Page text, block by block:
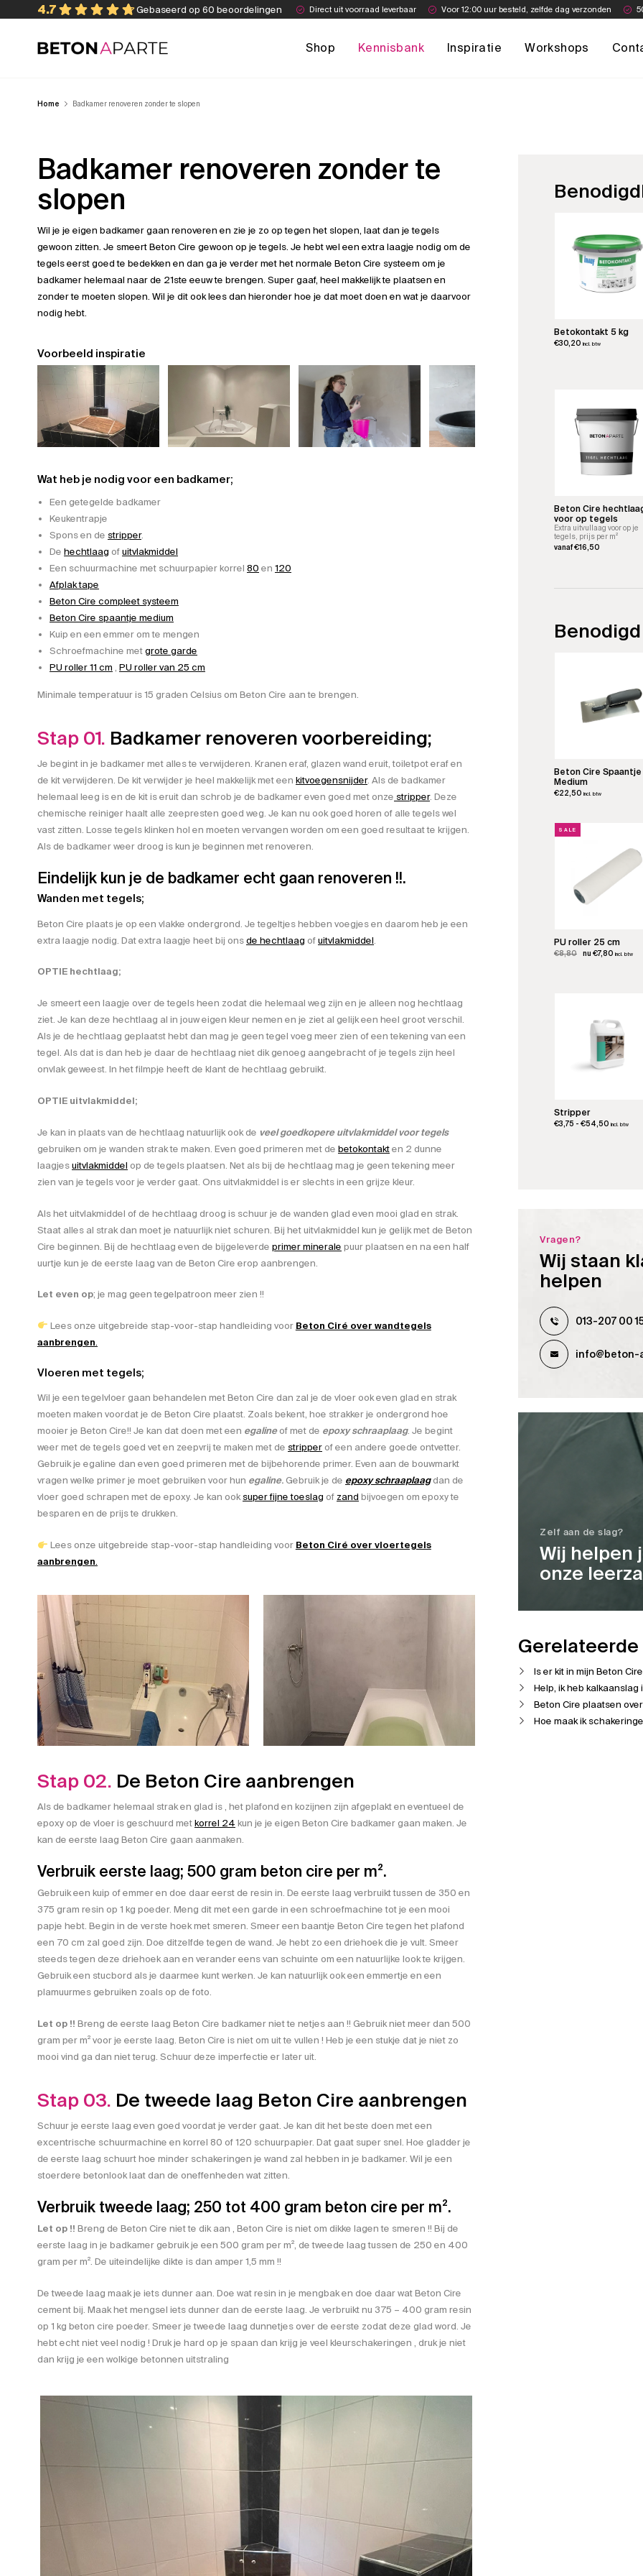
4.7 Gebaseerd op 60 beoordelingen Direct uit voorraad leverbaar Voor 12:00 uur besteld, zelfde dag verzonden
Beton Aparte Shop Kennisbank Inspiratie Workshops
Home Badkamer renoveren zonder te slopen
Badkamer renoveren zonder te
slopen
Wil je je eigen badkamer gaan renoveren en zie je zo op tegen het slopen, laat dan je tegels
gewoon zitten. Je smeert Beton Cire gewoon op je tegels. Je hebt wel een extra laagje nodig om de
tegels eerst goed te bedekken en dan ga je verder met het normale Beton Cire systeem om je
badkamer helemaal naar de 21ste eeuw te brengen. Super gaaf, heel makkelijk te plaatsen en
zonder te moeten slopen. Wil je dit ook lees dan hieronder hoe je dat moet doen en wat je daarvoor
nodig hebt.
Voorbeeld inspiratie
Wat heb je nodig voor een badkamer;
Een getegelde badkamer
Keukentrapje
Spons en de stripper.
De hechtlaag ofuitvlakmiddel
Een schuurmachine met schuurpapier korrel 80 en 120
Afplak tape
Beton Cire compleet systeem
Beton Cire spaantje medium
Kuip en een emmer om te mengen
Schroefmachine metgrote garde
PU roller 11 cm , PU roller van 25 cm
Minimale temperatuur is 15 graden Celsius om Beton Cire aan te brengen.
Stap 01. Badkamer renoveren voorbereiding;
Je begint in je badkamer met alles te verwijderen. Kranen eraf, glazen wand eruit, toiletpot eraf en
de kit verwijderen. De kit verwijder je heel makkelijk met een kitvoegensnijder. Als de badkamer
helemaal leeg is en de kit is eruit dan schrob je de badkamer even goed met onze stripper. Deze
chemische reiniger haalt alle zeepresten goed weg. Je kan nu ook goed horen of alle tegels wel
vast zitten. Losse tegels klinken hol en moeten vervangen worden om een goed resultaat te krijgen.
Als de badkamer weer droog is kun je beginnen met renoveren.
Eindelijk kun je de badkamer echt gaan renoveren !!.
Wanden met tegels;
Beton Cire plaats je op een vlakke ondergrond. Je tegeltjes hebben voegjes en daarom heb je een
extra laagje nodig. Dat extra laagje heet bij onsde hechtlaag ofuitvlakmiddel.
OPTIE hechtlaag;
Je smeert een laagje over de tegels heen zodat die helemaal weg zijn en je alleen nog hechtlaag
ziet. Je kan deze hechtlaag al in jouw eigen kleur nemen en je ziet al gelijk een heel groot verschil.
Als je de hechtlaag geplaatst hebt dan mag je geen tegel voeg meer zien of een tekening van een
tegel. Als dat is dan heb je daar de hechtlaag niet dik genoeg aangebracht of je tegels zijn heel
onvlak geweest. In het filmpje heeft de klant de hechtlaag gebruikt.
OPTIE uitvlakmiddel;
Je kan in plaats van de hechtlaag natuurlijk ook de veel goedkopere uitvlakmiddel voor tegels
gebruiken om je wanden strak te maken. Even goed primeren met de betokontakten 2 dunne
laagjesuitvlakmiddel op de tegels plaatsen. Net als bij de hechtlaag mag je geen tekening meer
zien van je tegels voor je verder gaat. Ons uitvlakmiddel is er slechts in een grijze kleur.
Als het uitvlakmiddel of de hechtlaag droog is schuur je de wanden glad even mooi glad en strak.
Staat alles al strak dan moet je natuurlijk niet schuren. Bij het uitvlakmiddel kun je gelijk met de Beton
Cire beginnen. Bij de hechtlaag even de bijgeleverde primer minerale puur plaatsen en na een half
uurtje kun je de eerste laag van de Beton Cire erop aanbrengen.
Let even op; je mag geen tegelpatroon meer zien !!
Lees onze uitgebreide stap-voor-stap handleiding voor Beton Ciré over wandtegels
aanbrengen.
Vloeren met tegels;
Wil je een tegelvloer gaan behandelen met Beton Cire dan zal je de vloer ook even glad en strak
moeten maken voordat je de Beton Cire plaatst. Zoals bekent, hoe strakker je ondergrond hoe
mooier je Beton Cire!! Je kan dat doen met een egalineof met de epoxy schraaplaag. Je begint
weer met de tegels goed vet en zeepvrij te maken met de stripperof een andere goede ontvetter.
Gebruik je egaline dan even goed primeren met de bijbehorende primer. Even aan de bouwmarkt
vragen welke primer je moet gebruiken voor hun egaline.Gebruik je de epoxy schraaplaagdan de
vloer goed schrapen met de epoxy. Je kan ooksuper fijne toeslag of zand bijvoegen om epoxy te
besparen en de prijs te drukken.
Lees onze uitgebreide stap-voor-stap handleiding voor Beton Ciré over vloertegels
aanbrengen.
Stap 02. De Beton Cire aanbrengen
Als de badkamer helemaal strak en glad is , het plafond en kozijnen zijn afgeplakt en eventueel de
epoxy op de vloer is geschuurd metkorrel 24 kun je je eigen Beton Cire badkamer gaan maken. Je
kan de eerste laag Beton Cire gaan aanmaken.
Verbruik eerste laag; 500 gram beton cire per m².
Gebruik een kuip of emmer en doe daar eerst de resin in. De eerste laag verbruikt tussen de 350 en
375 gram resin op 1 kg poeder. Meng dit met een garde in een schroefmachine tot je een mooi
papje hebt. Begin in de verste hoek met smeren. Smeer een baantje Beton Cire tegen het plafond
een 70 cm zal goed zijn. Doe ditzelfde tegen de wand. Je hebt zo een driehoek die je vult. Smeer
steeds tegen deze driehoek aan en verander eens van schuinte om een natuurlijke look te krijgen.
Gebruik een stucbord als je daarmee kunt werken. Je kan natuurlijk ook een emmertje en een
plamuurmes gebruiken zoals op de foto.
Let op !! Breng de eerste laag Beton Cire badkamer niet te netjes aan !! Gebruik niet meer dan 500
gram per m² voor je eerste laag. Beton Cire is niet om uit te vullen ! Heb je een stukje dat je niet zo
mooi vind ga dan niet terug. Schuur deze imperfectie er later uit.
Stap 03. De tweede laag Beton Cire aanbrengen
Schuur je eerste laag even goed voordat je verder gaat. Je kan dit het beste doen met een
excentrische schuurmachine en korrel 80 of 120 schuurpapier. Dat gaat super snel. Hoe gladder je
de eerste laag schuurt hoe minder schakeringen je wand zal hebben in je badkamer. Wil je een
stoerdere betonlook laat dan de oneffenheden wat zitten.
Verbruik tweede laag; 250 tot 400 gram beton cire per m².
Let op !! Breng de Beton Cire niet te dik aan , Beton Cire is niet om dikke lagen te smeren !! Bij de
eerste laag in je badkamer gebruik je een 500 gram per m², de tweede laag tussen de 250 en 400
gram per m². De uiteindelijke dikte is dan amper 1,5 mm !!
De tweede laag maak je iets dunner aan. Doe wat resin in je mengbak en doe daar wat Beton Cire
cement bij. Maak het mengsel iets dunner dan de eerste laag. Je verbruikt nu 375 – 400 gram resin
op 1 kg beton cire poeder. Smeer je tweede laag dunnetjes over de eerste zodat deze glad word. Je
hebt echt niet veel nodig ! Druk je hard op je spaan dan krijg je veel kleurschakeringen , druk je niet
dan krijg je een wolkige betonnen uitstraling
Betokontakt 5 kg
€30,20 incl. btw
Beton Cire
voor op tegels
Extra uitvullaag voor op je
tegels, prijs per m²
vanaf€16,50
Deze
optie
productpagina
Beton Cire Spaantje
Medium
€22,50 incl. btw
SALE
PU roller 25 cm
€8,80 Oorspronkelijke
€7,80 Huidige
incl. btw
Stripper
€3,75 - €54,50 incl. btw
Vragen?
Wij staan
helpen
013-207 00
info@beton-
Zelf aan de slag?
Wij helpen
onze
Gerelateerde
Is er kit in mijn Beton
Help, ik heb
Beton Cire plaatsen
Hoe maak ik